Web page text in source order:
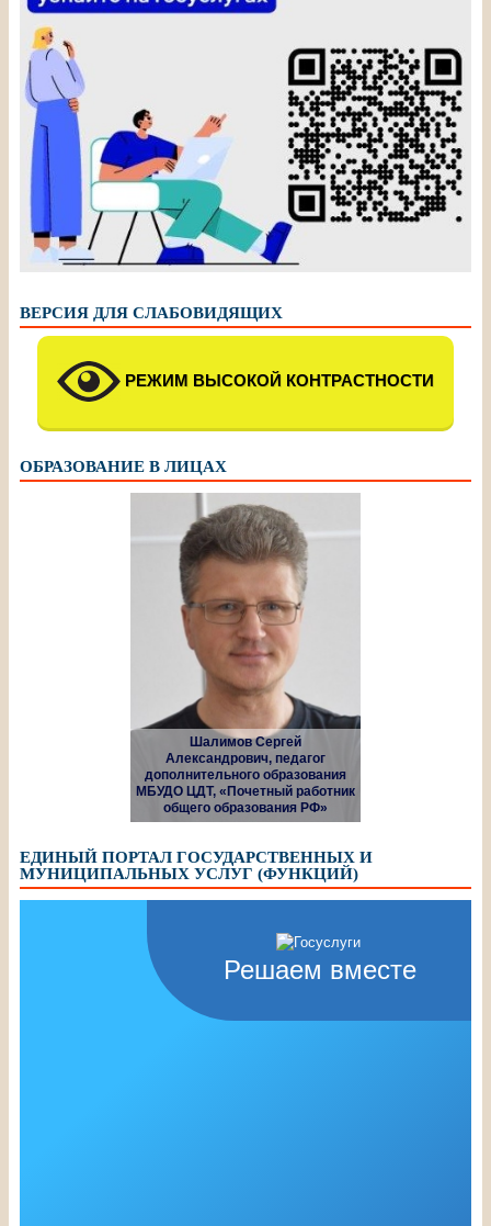
ВЕРСИЯ ДЛЯ СЛАБОВИДЯЩИХ
РЕЖИМ ВЫСОКОЙ КОНТРАСТНОСТИ
ОБРАЗОВАНИЕ В ЛИЦАХ
Шалимов Сергей
Александрович, педагог
дополнительного образования
МБУДО ЦДТ, «Почетный работник
общего образования РФ»
ЕДИНЫЙ ПОРТАЛ ГОСУДАРСТВЕННЫХ И
МУНИЦИПАЛЬНЫХ УСЛУГ (ФУНКЦИЙ)
Решаем вместе